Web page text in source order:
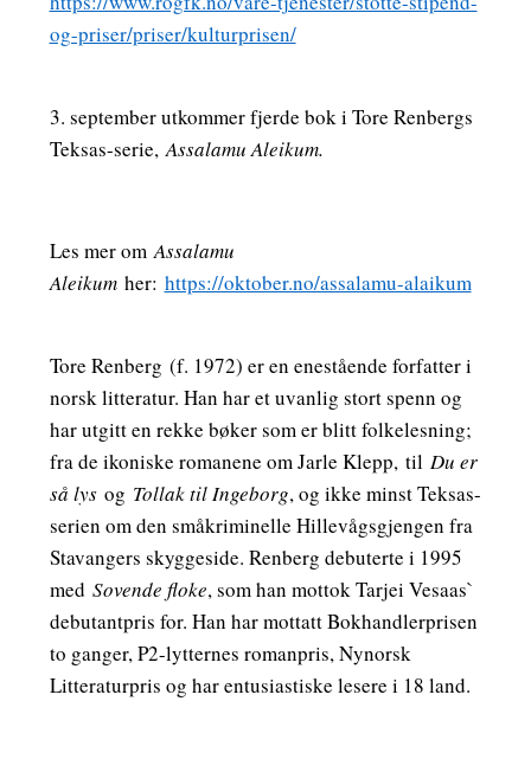
og-priser/priser/kulturprisen/
3. september utkommer fjerde bok i Tore Renbergs
Teksas-serie,Assalamu Aleikum.
Les mer omAssalamu
Aleikum her: https://oktober.no/assalamu-alaikum
Tore Renberg (f. 1972) er en enestående forfatter i
norsk litteratur. Han har et uvanlig stort spenn og
har utgitt en rekke bøker som er blitt folkelesning;
fra de ikoniske romanene om Jarle Klepp, til Du er
så lysog Tollak til Ingeborg, og ikke minst Teksas-
serien om den småkriminelle Hillevågsgjengen fra
Stavangers skyggeside. Renberg debuterte i 1995
med Sovende floke, som han mottok Tarjei Vesaas`
debutantpris for. Han har mottatt Bokhandlerprisen
to ganger, P2-lytternes romanpris, Nynorsk
Litteraturpris og har entusiastiske lesere i 18 land.